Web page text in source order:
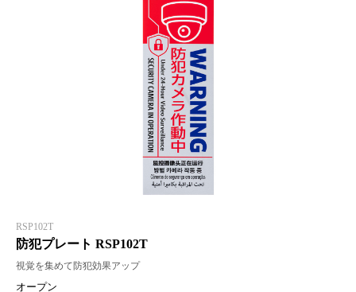
RSP102T
防犯プレート RSP102T
視覚を集めて防犯効果アップ
オープン